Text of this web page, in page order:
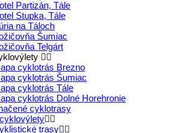
Partizán, Tále
Stupka, Tále
na Táloch
Šumiac
Telgárt
cyklotrás Brezno
cyklotrás Šumiac
cyklotrás Tále
cyklotrás Dolné Horehronie
cyklotrasy
trasy